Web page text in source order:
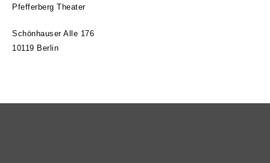
Pfefferberg Theater
Schönhauser Alle 176
10119 Berlin